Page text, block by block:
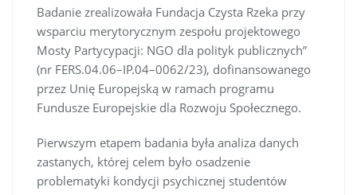
Badanie zrealizowała Fundacja Czysta Rzeka przy
wsparciu merytorycznym zespołu projektowego
Mosty Partycypacji: NGO dla polityk publicznych”
(nr FERS.04.06–IP.04–0062/23), dofinansowanego
przez Unię Europejską w ramach programu
Fundusze Europejskie dla Rozwoju Społecznego.
Pierwszym etapem badania była analiza danych
zastanych, której celem było osadzenie
problematyki kondycji psychicznej studentów